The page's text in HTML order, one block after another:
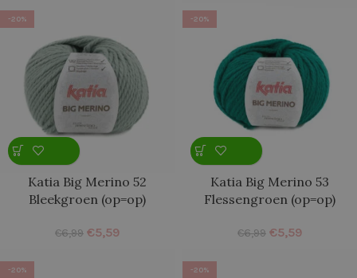
-20%
Katia Big Merino 52
Bleekgroen (op=op)
€6,99 €5,59
-20%
Katia Big Merino 53
Flessengroen (op=op)
€6,99 €5,59
-20% -20%